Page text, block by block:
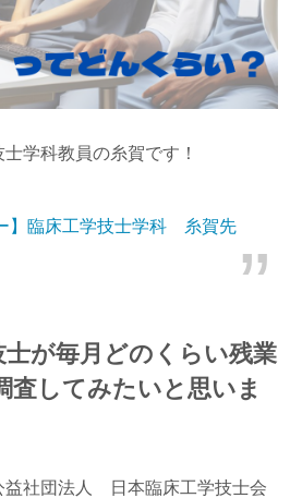
学科教員の糸賀です！
】臨床工学技士学科 糸賀先
が毎月どのくらい残業
査してみたいと思いま
益社団法人 日本臨床工学技士会